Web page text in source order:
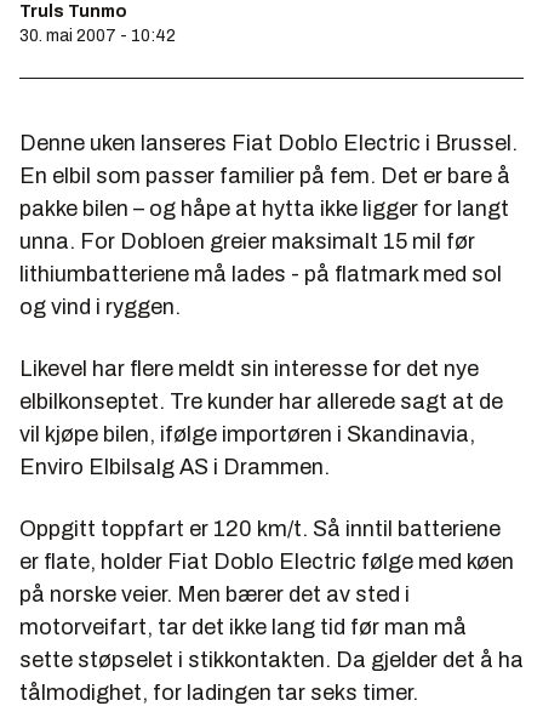
Truls Tunmo
30. mai 2007 - 10:42
Denne uken lanseres Fiat Doblo Electric i Brussel.
En elbil som passer familier på fem. Det er bare å
pakke bilen – og håpe at hytta ikke ligger for langt
unna. For Dobloen greier maksimalt 15 mil før
lithiumbatteriene må lades - på flatmark med sol
og vind i ryggen.
Likevel har flere meldt sin interesse for det nye
elbilkonseptet. Tre kunder har allerede sagt at de
vil kjøpe bilen, ifølge importøren i Skandinavia,
Enviro Elbilsalg AS i Drammen.
Oppgitt toppfart er 120 km/t. Så inntil batteriene
er flate, holder Fiat Doblo Electric følge med køen
på norske veier. Men bærer det av sted i
motorveifart, tar det ikke lang tid før man må
sette støpselet i stikkontakten. Da gjelder det å ha
tålmodighet, for ladingen tar seks timer.